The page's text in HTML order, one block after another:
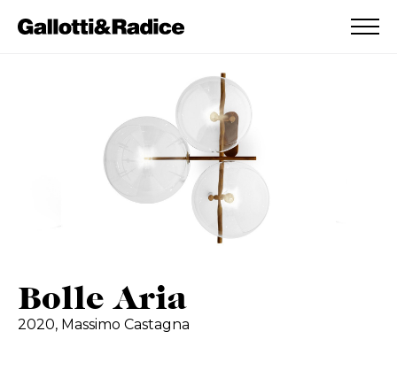
AGGIUNTO ALLA WISHLIST
Bolle Aria
2020, Massimo Castagna